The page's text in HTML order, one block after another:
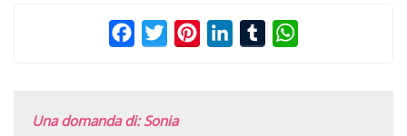
FacebookTwitterPinterestLinkedInTumblr
Una domanda di: Sonia